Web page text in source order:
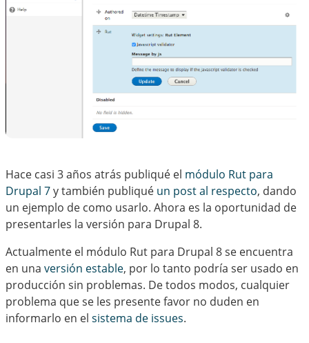
Hace casi 3 años atrás publiqué el módulo Rut para
Drupal 7y también publiqué un post al respecto, dando
un ejemplo de como usarlo. Ahora es la oportunidad de
presentarles la versión para Drupal 8.
Actualmente el módulo Rut para Drupal 8 se encuentra
en una versión estable, por lo tanto podría ser usado en
producción sin problemas. De todos modos, cualquier
problema que se les presente favor no duden en
informarlo en el sistema de issues.